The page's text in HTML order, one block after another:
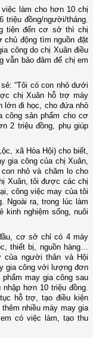
làm cho hơn 10 chị
triệu đồng/người/tháng.
tiện đến cơ sở thì chị
động tìm nguồn đặt
công do chị Xuân điều
vẫn bảo đảm để chị em
“Tôi có con nhỏ dưới
chị Xuân hỗ trợ máy
lớn đi học, cho đứa nhỏ
công sản phẩm cho cơ
2 triệu đồng, phụ giúp
xã Hòa Hội) cho biết,
gia công của chị Xuân,
nhỏ và chăm lo cho
Xuân, tôi được các chị
công việc may của tôi
Ngoài ra, trong lúc làm
nghiệm sống, nuôi
cơ sở chỉ có 4 máy
thiết bị, nguồn hàng…
người thân và Hội
gia công với lượng đơn
may gia công sau
hơn 10 triệu đồng.
hỗ trợ, tạo điều kiện
nhiều máy may gia
có việc làm, tạo thu